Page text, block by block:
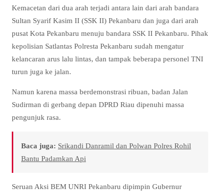
Kemacetan dari dua arah terjadi antara lain dari arah bandara
Sultan Syarif Kasim II (SSK II) Pekanbaru dan juga dari arah
pusat Kota Pekanbaru menuju bandara SSK II Pekanbaru. Pihak
kepolisian Satlantas Polresta Pekanbaru sudah mengatur
kelancaran arus lalu lintas, dan tampak beberapa personel TNI
turun juga ke jalan.
Namun karena massa berdemonstrasi ribuan, badan Jalan
Sudirman di gerbang depan DPRD Riau dipenuhi massa
pengunjuk rasa.
Baca juga: Srikandi Danramil dan Polwan Polres Rohil
Bantu Padamkan Api
Seruan Aksi BEM UNRI Pekanbaru dipimpin Gubernur